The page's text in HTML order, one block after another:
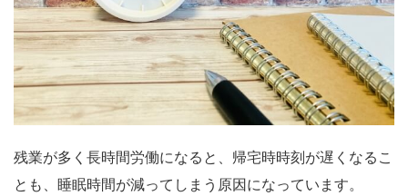
残業が多く長時間労働になると、帰宅時時刻が遅くなるこ
とも、睡眠時間が減ってしまう原因になっています。